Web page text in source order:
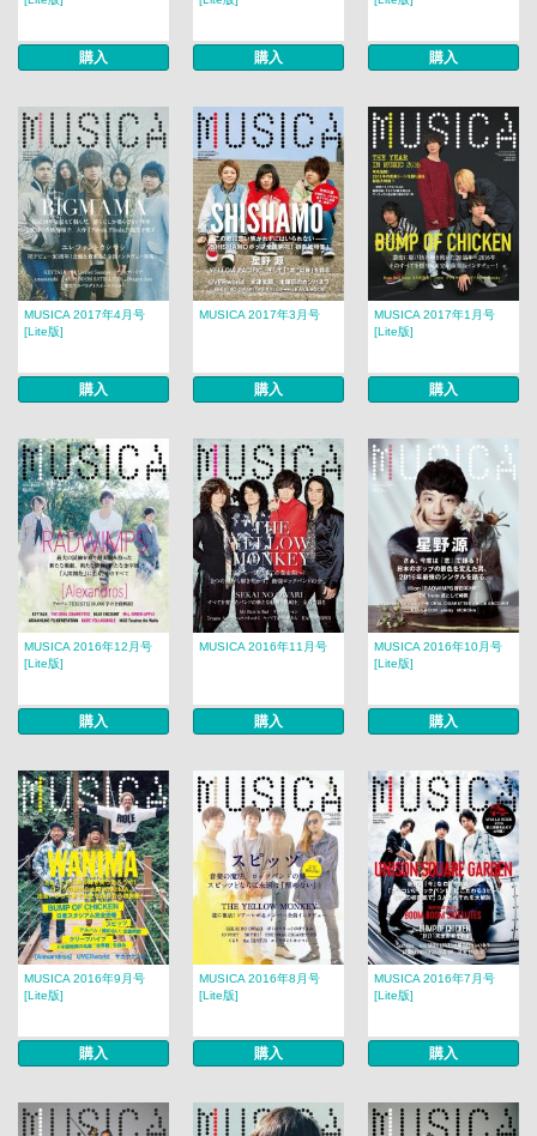
購入 購入 購入
MUSICA 2017年4月号
[Lite版]
購入
MUSICA 2017年3月号
購入
MUSICA 2017年1月号
[Lite版]
購入
MUSICA 2016年12月号
[Lite版]
購入
MUSICA 2016年11月号
購入
MUSICA 2016年10月号
[Lite版]
購入
MUSICA 2016年9月号
[Lite版]
購入
MUSICA 2016年8月号
[Lite版]
購入
MUSICA 2016年7月号
[Lite版]
購入